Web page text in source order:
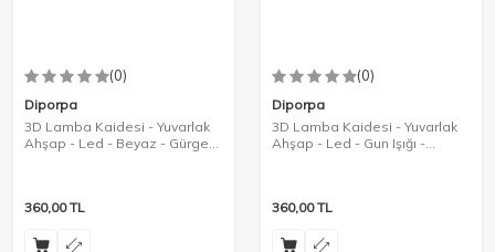
(0)
Diporpa
3D Lamba Kaidesi - Yuvarlak
Ahşap - Led - Beyaz - Gürgen
360,00TL
(0)
Diporpa
3D Lamba Kaidesi - Yuvarlak
Ahşap - Led - Gun Işığı -
360,00TL